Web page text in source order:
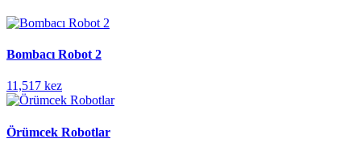
Bombacı Robot 2
11,517 kez
Örümcek Robotlar